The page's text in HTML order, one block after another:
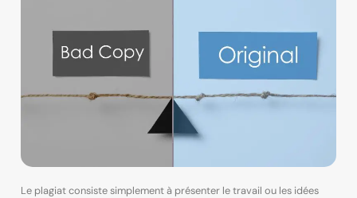
Le plagiat consiste simplement à présenter le travail ou les idées